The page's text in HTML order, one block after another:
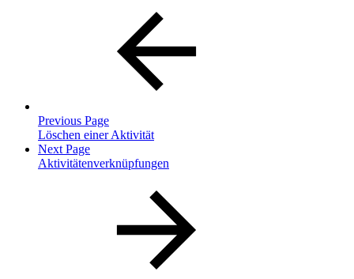
Previous Page
Löschen einer Aktivität
Next Page
Aktivitätenverknüpfungen